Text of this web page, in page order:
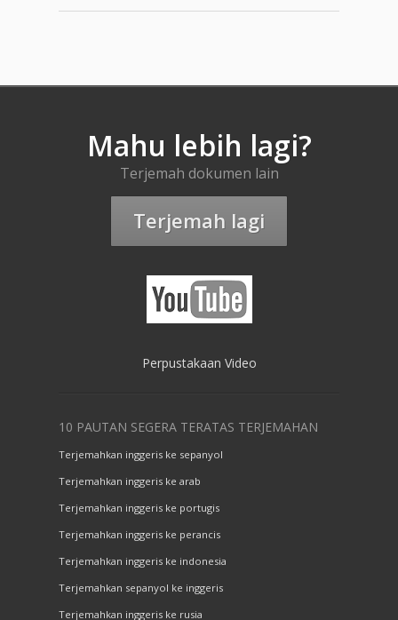
Mahu lebih lagi?
Terjemah dokumen lain
Terjemah lagi
Perpustakaan Video
10 PAUTAN SEGERA TERATAS TERJEMAHAN
Terjemahkan inggeris ke sepanyol
Terjemahkan inggeris ke arab
Terjemahkan inggeris ke portugis
Terjemahkan inggeris ke perancis
Terjemahkan inggeris ke indonesia
Terjemahkan sepanyol ke inggeris
Terjemahkan inggeris ke rusia